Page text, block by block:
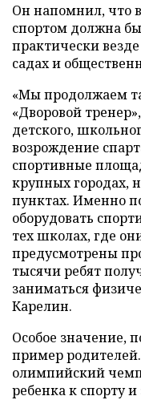
Он напомнил, что
спортом должна
практически
садах и
«Мы продолжаем
«Дворовой
детского,
возрождение
спортивные
крупных городах,
пунктах. Именно
оборудовать
тех школах, где
предусмотрены
тысячи ребят
заниматься
Карелин.
Особое значение,
пример
олимпийский
ребенка к спорту